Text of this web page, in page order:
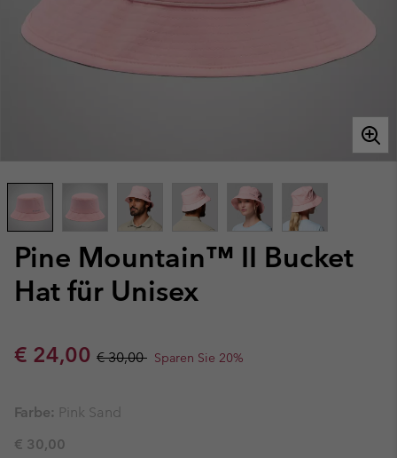
Pine Mountain™ II Bucket
Hat für Unisex
Sale price:
€ 24,00 Regular price:
€ 30,00 Sparen Sie 20%
Farbe: Pink Sand
€ 30,00